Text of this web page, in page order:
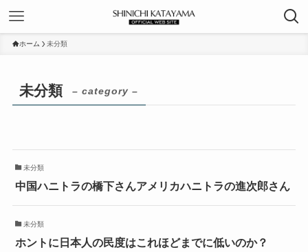
ホーム 未分類
未分類 – category –
未分類
中国ハニトラの橋下さんアメリカハニトラの進次郎さん
未分類
ホントに日本人の民度はこれほどまでに低いのか？